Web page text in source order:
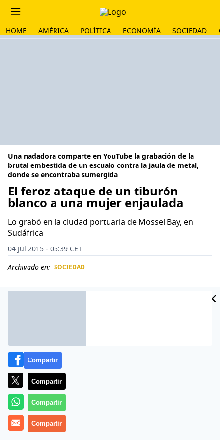
HOME AMÉRICA POLÍTICA ECONOMÍA SOCIEDAD
Una nadadora comparte en YouTube la grabación de la
brutal embestida de un escualo contra la jaula de metal,
donde se encontraba sumergida
El feroz ataque de un tiburón
blanco a una mujer enjaulada
Lo grabó en la ciudad portuaria de Mossel Bay, en
Sudáfrica
04 Jul 2015 - 05:39 CET
Archivado en: SOCIEDAD
Hay experiencias que por más que pasen los años no
se olvidan nunca. Sucesos inesperados que dejan una
Compartir
Compartir
Compartir
Compartir